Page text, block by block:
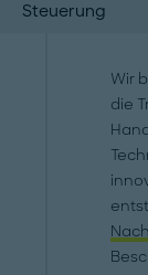
Steuerung
Wir
die